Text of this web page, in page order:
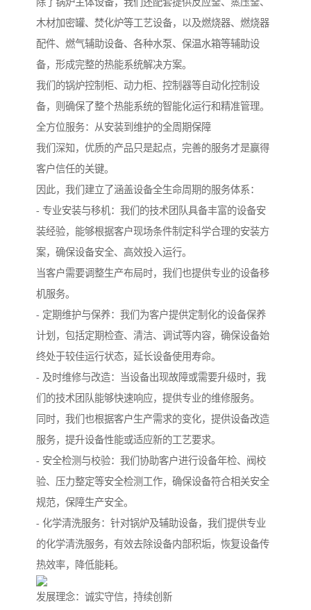
除了锅炉主体设备，我们还配套提供反应釜、蒸压釜、
木材加密罐、焚化炉等工艺设备，以及燃烧器、燃烧器
配件、燃气辅助设备、各种水泵、保温水箱等辅助设
备，形成完整的热能系统解决方案。
我们的锅炉控制柜、动力柜、控制器等自动化控制设
备，则确保了整个热能系统的智能化运行和精准管理。
全方位服务：从安装到维护的全周期保障
我们深知，优质的产品只是起点，完善的服务才是赢得
客户信任的关键。
因此，我们建立了涵盖设备全生命周期的服务体系：
- 专业安装与移机：我们的技术团队具备丰富的设备安
装经验，能够根据客户现场条件制定科学合理的安装方
案，确保设备安全、高效投入运行。
当客户需要调整生产布局时，我们也提供专业的设备移
机服务。
- 定期维护与保养：我们为客户提供定制化的设备保养
计划，包括定期检查、清洁、调试等内容，确保设备始
终处于较佳运行状态，延长设备使用寿命。
- 及时维修与改造：当设备出现故障或需要升级时，我
们的技术团队能够快速响应，提供专业的维修服务。
同时，我们也根据客户生产需求的变化，提供设备改造
服务，提升设备性能或适应新的工艺要求。
- 安全检测与校验：我们协助客户进行设备年检、阀校
验、压力整定等安全检测工作，确保设备符合相关安全
规范，保障生产安全。
- 化学清洗服务：针对锅炉及辅助设备，我们提供专业
的化学清洗服务，有效去除设备内部积垢，恢复设备传
热效率，降低能耗。
发展理念：诚实守信，持续创新